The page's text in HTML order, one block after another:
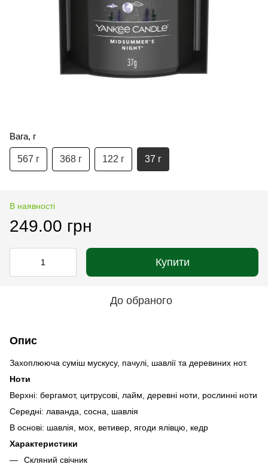
Вага, г
567 г 368 г 122 г 37 г
В наявності
249.00 грн
Купити
До обраного
Опис
Захоплююча суміш мускусу, пачулі, шавлії та деревиних нот.
Ноти
Верхні: бергамот, цитрусові, лайм, деревні ноти, рослинні ноти
Середні: лаванда, сосна, шавлія
В основі: шавлія, мох, ветивер, ягоди ялівцю, кедр
Характеристики
Скляний свічник